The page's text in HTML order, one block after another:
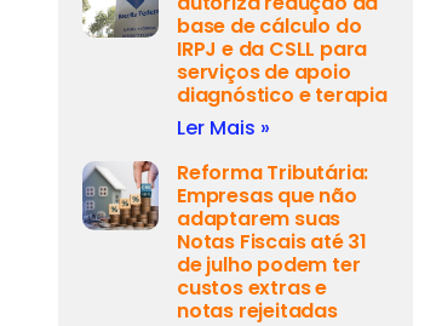
base de cálculo do
IRPJ e da CSLL para
serviços de apoio
diagnóstico e terapia
Ler Mais »
Reforma Tributária:
Empresas que não
adaptarem suas
Notas Fiscais até 31
de julho podem ter
custos extras e
notas rejeitadas